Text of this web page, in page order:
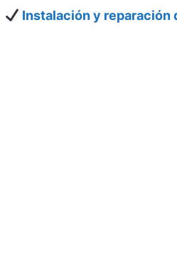
Instalación y reparación